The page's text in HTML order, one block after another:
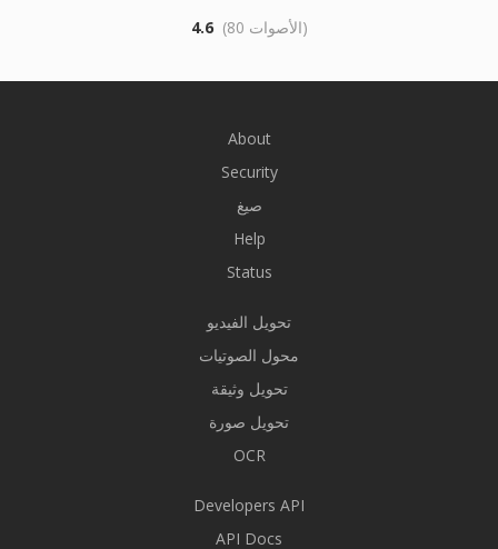
4.6 (80 الأصوات)
About
Security
صيغ
Help
Status
تحويل الفيديو
محول الصوتيات
تحويل وثيقة
تحويل صورة
OCR
Developers API
API Docs